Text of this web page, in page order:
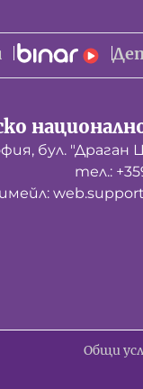
бул. "Драган
тел.:
имейл:
Общи